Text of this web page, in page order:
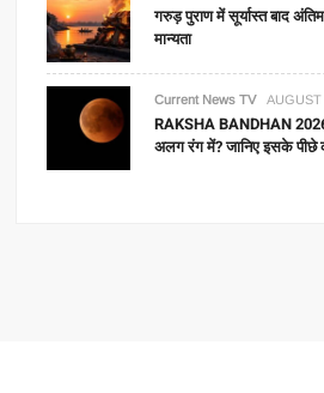
गरुड़ पुराण में सूर्यास्त बाद
मान्यता
Current News TV
RAKSHA BANDHAN
अलग रंग में? जानिए इसके पीछे